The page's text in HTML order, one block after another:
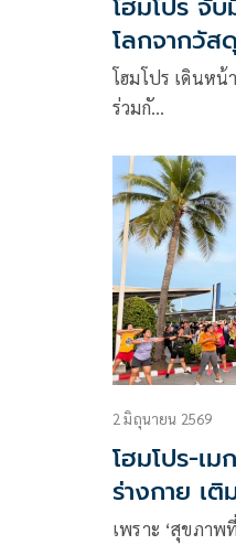
โลกจากวัส
ไฟฟ้าเก่า
โฮมโปร เดินห
ร่วมกั…
2 มิถุนายน 2569
โฮมโปร-เ
ร่างกาย เ
แอโรบิกฟ
เพราะ ‘สุขภาพ